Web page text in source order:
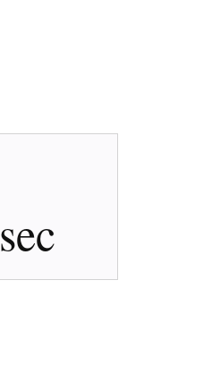
sec